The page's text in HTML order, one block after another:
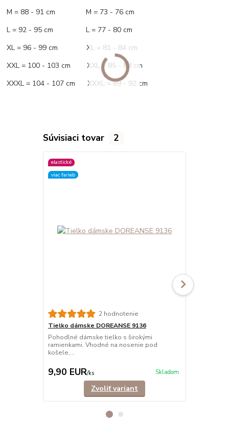
M = 88 - 91 cm M = 73 - 76 cm
L = 92 - 95 cm L = 77 - 80 cm
XL = 96 - 99 cm XL = 81 - 84 cm
XXL = 100 - 103 cm XXL = 85 - 88 cm
XXXL = 104 - 107 cm XXXL = 89 - 92 cm
Súvisiaci tovar 2
elastické
viac farieb
2 hodnotenie
Tielko dámske DOREANSE 9136
Pohodlné dámske tielko s širokými
ramienkami. Vhodné na nosenie pod
košele,...
9,90 EUR/ks Skladom
Zvoliť variant